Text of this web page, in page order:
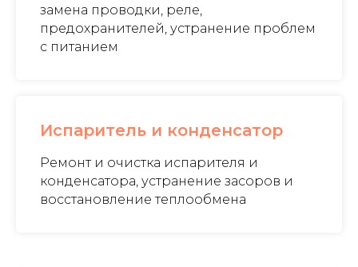
замена проводки, реле,
предохранителей, устранение проблем
с питанием
Испаритель и конденсатор
Ремонт и очистка испарителя и
конденсатора, устранение засоров и
восстановление теплообмена